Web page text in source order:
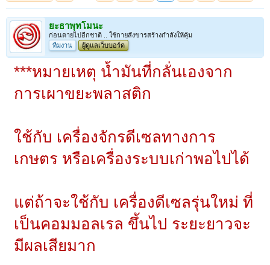
ยะธาพุทโมนะ
ก่อนตายไปอีกชาติ .. ใช้กายสังขารสร้างกำลังให้คุ้ม
ทีมงาน
ผู้ดูแลเว็บบอร์ด
***หมายเหตุ น้ำมันที่กลั่นเองจาก
การเผาขยะพลาสติก
ใช้กับ เครื่องจักรดีเซลทางการ
เกษตร หรือเครื่องระบบเก่าพอไปได้
แต่ถ้าจะใช้กับ เครื่องดีเซลรุ่นใหม่ ที่
เป็นคอมมอลเรล ขึ้นไป ระยะยาวจะ
มีผลเสียมาก